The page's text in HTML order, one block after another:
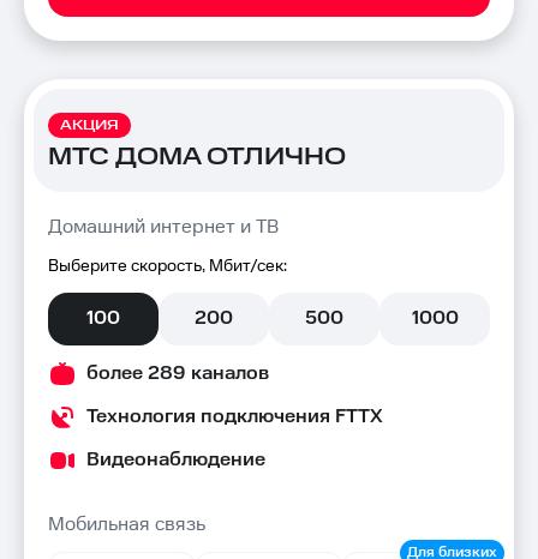
АКЦИЯ
МТС ДОМА ОТЛИЧНО
Домашний интернет и ТВ
Выберите скорость, Мбит/сек:
100 200 500 1000
более 289 каналов
Технология подключения FTTX
Видеонаблюдение
Мобильная связь